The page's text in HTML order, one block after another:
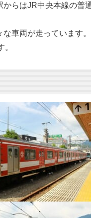
らはJR中央本線の普
車両が走っています